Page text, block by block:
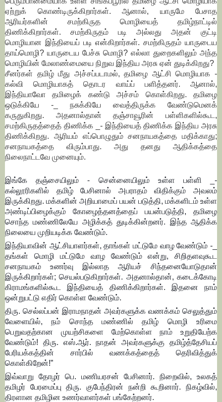
ஏற்றுக் கொண்டிருக்கிறார்கள். ஆனால், யாருமே பேசாத
ஆரியர்களின் சமற்கிருத மொழியைத் தமிழ்நாட்டில்
திணிக்கிறார்கள். சமற்கிருதம் படி அல்லது அதன் குட்டி
மொழியான இந்தியைப் படி என்கிறார்கள். சமற்கிருதம் யாருடைய
தாய்மொழி? யாருடைய பேச்சு மொழி? எல்லா துறைகளிலும் அந்த
மொழியின் மேலாண்மையை நிறுவ இந்திய அரசு ஏன் துடிக்கிறது?
சீனர்கள் தமிழ் மீது அச்சப்படாமல், தமிழை ஆட்சி மொழியாக -
கல்வி மொழியாகத் தொடர வாய்ப் பளித்தனர். ஆனால்,
இந்தியாவோ தமிழைக் கண்டு அச்சம் கொள்கிறது. தமிழை
ஒடுக்கியே -_ நசுக்கியே வைத்திருக்க வேண்டுமெனக்
கருதுகிறது. அதனால்தான் தஞ்சாவூரின் பள்ளிகளில்கூட,
சமற்கிருதத்தைத் திணிக்க _- இந்தியைத் திணிக்க இந்திய அரசு
திணிக்கிறது. ஆரியம் எப்பொழுதும் சனநாயகத்தை மதிக்காது;
சனநாயகத்தை விரும்பாது. அது தனது ஆதிக்கத்தை
நிலைநாட்டவே முனையும்.
இங்கே தஞ்சையிலும் - சென்னையிலும் உள்ள பள்ளி _-
கல்லூரிகளில் தமிழ் பேசினால் அபராதம் விதிக்கும் அவலம்
இருக்கிறது. மக்களின் அறியாமைப் பயன் படுத்தி, மக்களிடம் உள்ள
அண்டிப்பிழைக்கும் கோழைத்தனத்தைப் பயன்படுத்தி, தமிழை
சொந்த மண்ணிலேயே அழிக்கத் துடிக்கின்றனர். இந்த ஆதிக்க
நிலையை முறியடிக்க வேண்டும்.
இந்தியாவின் ஆட்சியாளர்கள், தாங்கள் மட்டுமே வாழ வேண்டும் -_
தங்கள் மொழி மட்டுமே வாழ வேண்டும் என்று, சிறிதளவுகூட
சனநாயகம் உணர்வு இல்லாத ஆரியச் சிந்தனையோடுதான்
இருக்கிறார்கள்; செயல்படுகிறார்கள். அதனால்தான், கடைக்கோடி
கிராமங்களில்கூட இந்தியைத் திணிக்கிறார்கள். இதனை நாம்
ஒன்றுபட்டு எதிர் கொள்ள வேண்டும்.
திரு. செல்லப்பன் இராமநாதன் அவர்களுக்க வணக்கம் செலுத்தும்
வேளையில், நம் சொந்த மண்ணில் தமிழ் மொழி உரிமை
பெறுவதற்கான முயற்சிகளை மேற்கொள்ள நாம் உறுதியேற்க
வேண்டும்! திரு. எஸ்.ஆர். நாதன் அவர்களுக்கு தமிழ்த்தேசியப்
பேரியக்கத்தின் சார்பில் வணக்கத்தைத் தெரிவித்துக்
கொள்கிறேன்!”
இவ்வாறு தோழர் பெ. மணியரசன் பேசினார். நிறைவில், உலகத்
தமிழர் பேரமைப்பு திரு. குபேந்திரன் நன்றி கூறினார். நிகழ்வில்,
திரளான தமிழின உணர்வாளர்கள் பங்கேற்றனர்.